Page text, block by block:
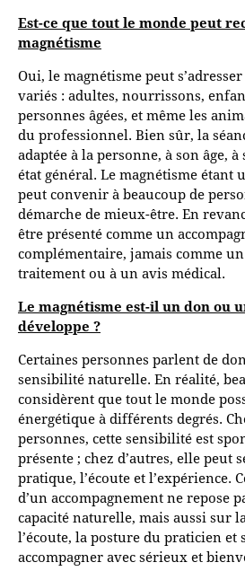
Est-ce que tout le monde peut
magnétisme
Oui, le magnétisme peut
variés : adultes, nourrissons,
personnes âgées, et même les
du professionnel. Bien sûr, la
adaptée à la personne, à son âge,
état général. Le magnétisme étant
peut convenir à beaucoup de
démarche de mieux-être. En
être présenté comme un
complémentaire, jamais comme
traitement ou à un avis médical.
Le magnétisme est-il un don ou
développe ?
Certaines personnes parlent de
sensibilité naturelle. En réalité,
considèrent que tout le monde
énergétique à différents degrés.
personnes, cette sensibilité est
présente ; chez d’autres, elle peut
pratique, l’écoute et l’expérience.
d’un accompagnement ne repose
capacité naturelle, mais aussi sur
l’écoute, la posture du praticien et
accompagner avec sérieux et